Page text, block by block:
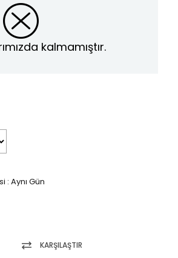
kalmamıştır.
: Aynı Gün
KARŞILAŞTIR